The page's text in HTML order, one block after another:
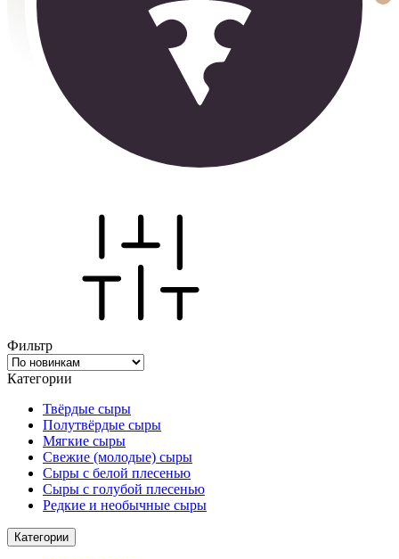
Фильтр
Категории
Твёрдые сыры
Полутвёрдые сыры
Мягкие сыры
Свежие (молодые) сыры
Сыры с белой плесенью
Сыры с голубой плесенью
Редкие и необычные сыры
Категории